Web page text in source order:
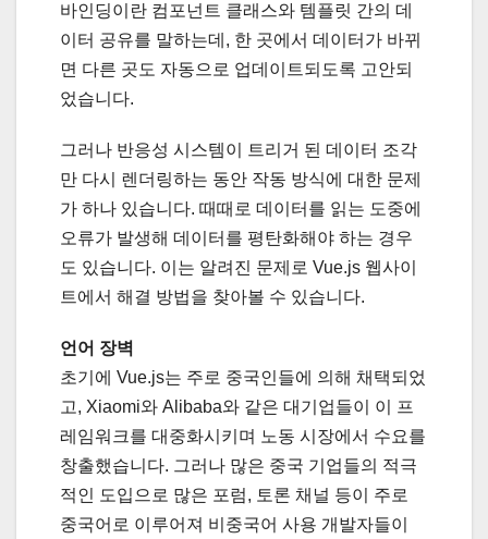
바인딩이란 컴포넌트 클래스와 템플릿 간의 데
이터 공유를 말하는데, 한 곳에서 데이터가 바뀌
면 다른 곳도 자동으로 업데이트되도록 고안되
었습니다.
그러나 반응성 시스템이 트리거 된 데이터 조각
만 다시 렌더링하는 동안 작동 방식에 대한 문제
가 하나 있습니다. 때때로 데이터를 읽는 도중에
오류가 발생해 데이터를 평탄화해야 하는 경우
도 있습니다. 이는 알려진 문제로 Vue.js 웹사이
트에서 해결 방법을 찾아볼 수 있습니다.
언어 장벽
초기에 Vue.js는 주로 중국인들에 의해 채택되었
고, Xiaomi와 Alibaba와 같은 대기업들이 이 프
레임워크를 대중화시키며 노동 시장에서 수요를
창출했습니다. 그러나 많은 중국 기업들의 적극
적인 도입으로 많은 포럼, 토론 채널 등이 주로
중국어로 이루어져 비중국어 사용 개발자들이